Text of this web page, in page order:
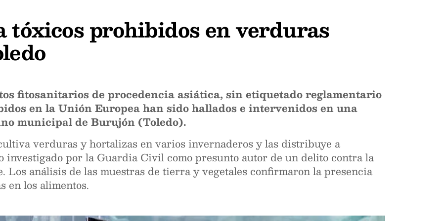
tóxicos prohibidos en verduras
fitosanitarios de procedencia asiática, sin etiquetado reglamentario
en la Unión Europea han sido hallados e intervenidos en una
municipal de Burujón (Toledo).
verduras y hortalizas en varios invernaderos y las distribuye a
investigado por la Guardia Civil como presunto autor de un delito contra la
Los análisis de las muestras de tierra y vegetales confirmaron la presencia
en los alimentos.